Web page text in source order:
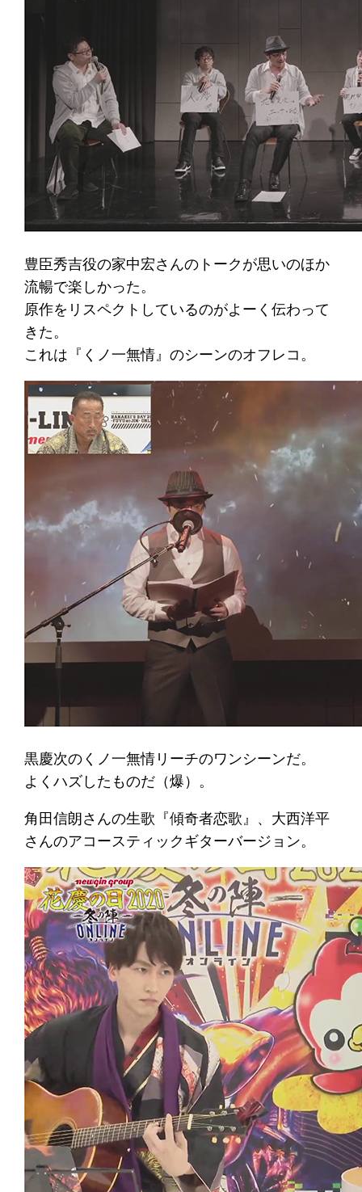
豊臣秀吉役の家中宏さんのトークが思いのほか
流暢で楽しかった。
原作をリスペクトしているのがよーく伝わって
きた。
これは『くノ一無情』のシーンのオフレコ。
黒慶次のくノ一無情リーチのワンシーンだ。
よくハズしたものだ（爆）。
角田信朗さんの生歌『傾奇者恋歌』、大西洋平
さんのアコースティックギターバージョン。